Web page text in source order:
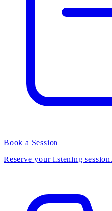
Book a Session
Reserve your listening session.